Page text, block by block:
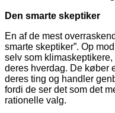
Den smarte skeptiker
En af de mest
smarte skeptiker”. Op
selv som
deres hverdag. De køber
deres ting og handler
fordi de ser det som det
rationelle valg.